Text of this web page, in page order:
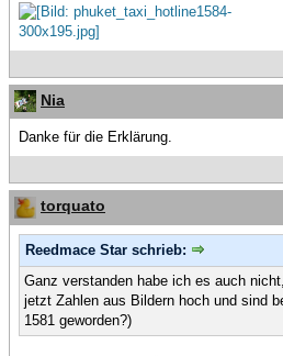
Nia
Danke für die Erklärung.
torquato
Reedmace Star schrieb:
Ganz verstanden habe ich es auch
jetzt Zahlen aus Bildern hoch und sind
1581 geworden?)